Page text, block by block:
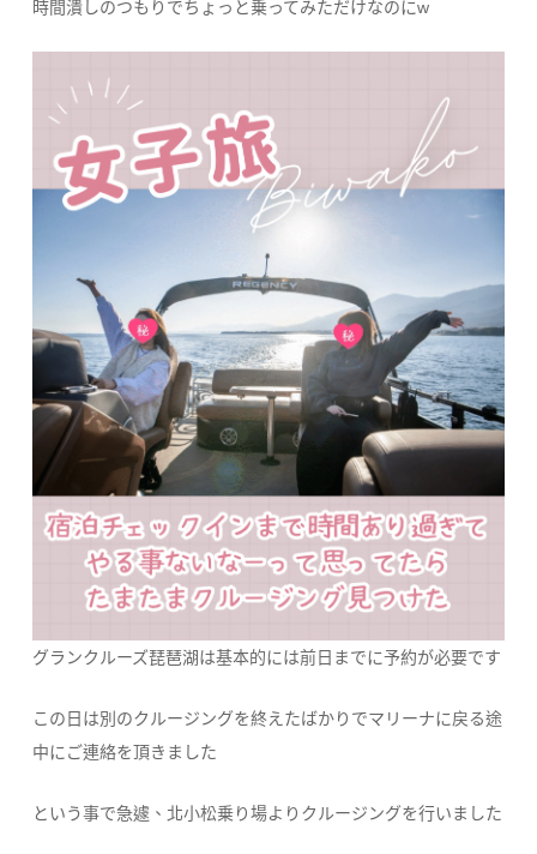
時間潰しのつもりでちょっと乗ってみただけなのにw
グランクルーズ琵琶湖は基本的には前日までに予約が必要です
この日は別のクルージングを終えたばかりでマリーナに戻る途
中にご連絡を頂きました
という事で急遽、北小松乗り場よりクルージングを行いました